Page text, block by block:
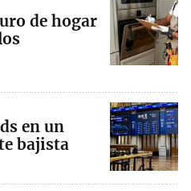
de hogar
en un
bajista